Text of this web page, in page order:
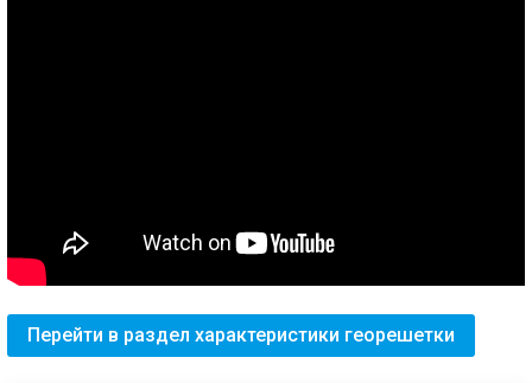
Перейти в раздел характеристики георешетки